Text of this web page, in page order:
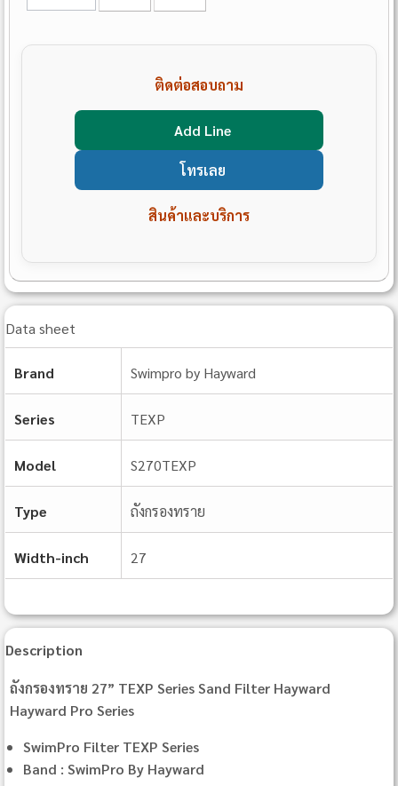
ติดต่อสอบถาม
Add Line
โทรเลย
สินค้าและบริการ
Data sheet
Brand Swimpro by Hayward
Series TEXP
Model S270TEXP
Type ถังกรองทราย
Width-inch 27
Description
ถังกรองทราย 27” TEXP Series Sand Filter Hayward
Hayward Pro Series
SwimPro Filter TEXP Series
Band : SwimPro By Hayward